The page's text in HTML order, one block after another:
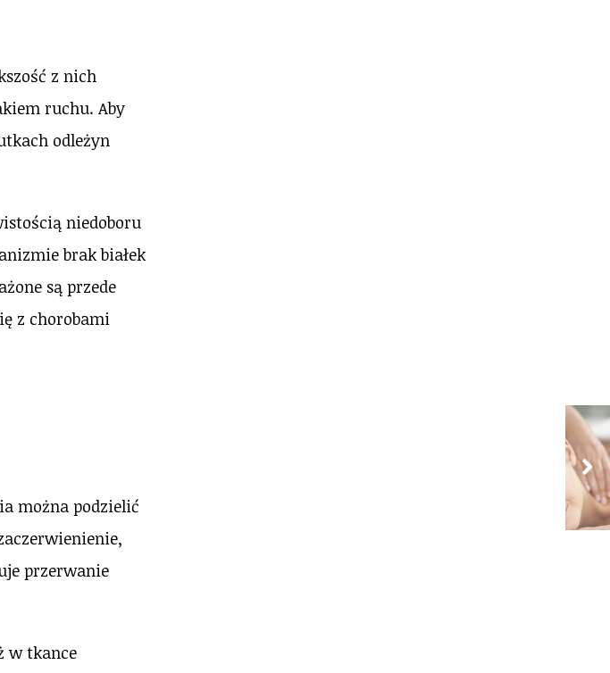
z nich
ruchu. Aby
odleżyn
niedoboru
brak białek
są przede
z chorobami
można podzielić
przerwanie
w tkance